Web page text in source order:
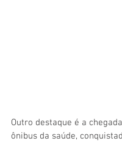
Outro destaque é a
ônibus da saúde,